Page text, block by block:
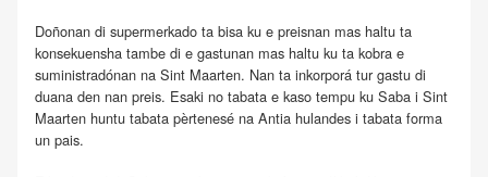
Doñonan di supermerkado ta bisa ku e preisnan mas haltu ta
konsekuensha tambe di e gastunan mas haltu ku ta kobra e
suministradónan na Sint Maarten. Nan ta inkorporá tur gastu di
duana den nan preis. Esaki no tabata e kaso tempu ku Saba i Sint
Maarten huntu tabata pèrtenesé na Antia hulandes i tabata forma
un pais.